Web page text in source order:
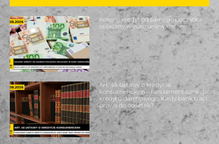
Kolejny kredyt od samego początku
spłacany w euro unieważniony
Art. 45 ustawy o kredycie
konsumenckim – fundament sankcji
kredytu darmowego. Kiedy bank traci
prawo do odsetek?